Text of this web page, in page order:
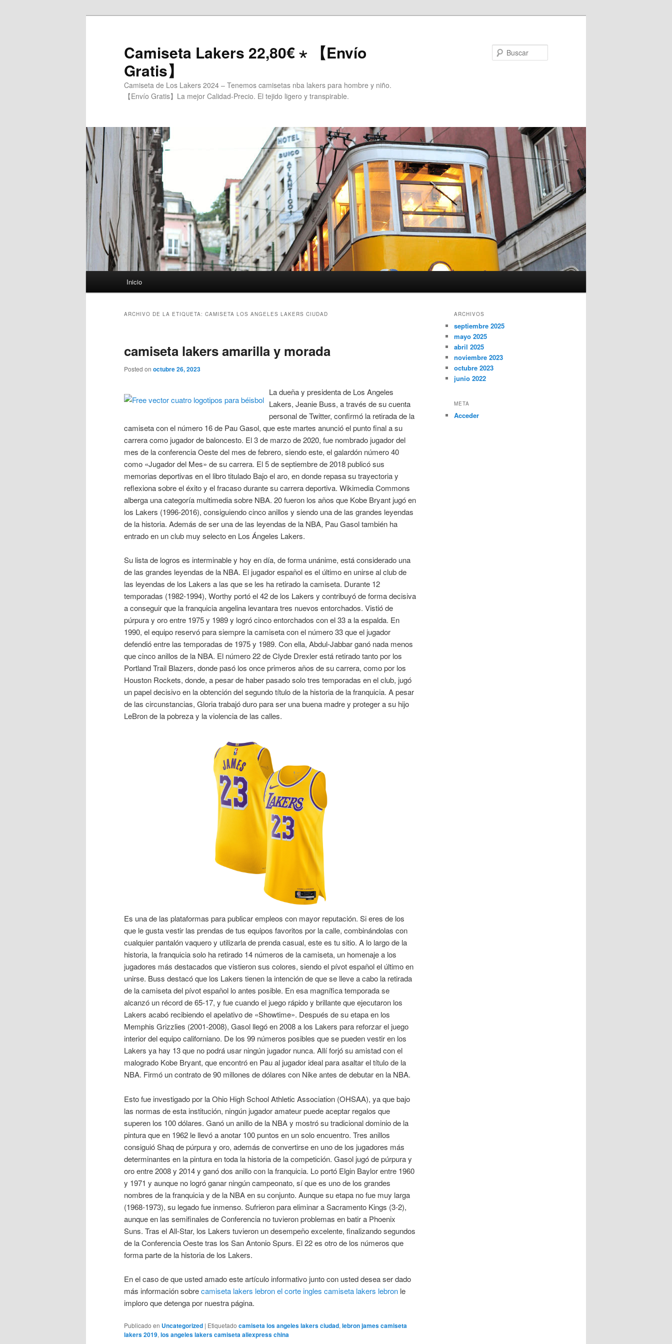
Camiseta Lakers 22,80€ ⋆ 【Envío
Gratis】
Camiseta de Los Lakers 2024 – Tenemos camisetas nba lakers para hombre y niño.
【Envío Gratis】La mejor Calidad-Precio. El tejido ligero y transpirable.
Inicio
ARCHIVO DE LA ETIQUETA: CAMISETA LOS ANGELES LAKERS CIUDAD
camiseta lakers amarilla y morada
Posted on octubre 26, 2023
La dueña y presidenta de Los Angeles
Lakers, Jeanie Buss, a través de su cuenta
personal de Twitter, confirmó la retirada de la
camiseta con el número 16 de Pau Gasol, que este martes anunció el punto final a su
carrera como jugador de baloncesto. El 3 de marzo de 2020, fue nombrado jugador del
mes de la conferencia Oeste del mes de febrero, siendo este, el galardón número 40
como «Jugador del Mes» de su carrera. El 5 de septiembre de 2018 publicó sus
memorias deportivas en el libro titulado Bajo el aro, en donde repasa su trayectoria y
reflexiona sobre el éxito y el fracaso durante su carrera deportiva. Wikimedia Commons
alberga una categoría multimedia sobre NBA. 20 fueron los años que Kobe Bryant jugó en
los Lakers (1996-2016), consiguiendo cinco anillos y siendo una de las grandes leyendas
de la historia. Además de ser una de las leyendas de la NBA, Pau Gasol también ha
entrado en un club muy selecto en Los Ángeles Lakers.
Su lista de logros es interminable y hoy en día, de forma unánime, está considerado una
de las grandes leyendas de la NBA. El jugador español es el último en unirse al club de
las leyendas de los Lakers a las que se les ha retirado la camiseta. Durante 12
temporadas (1982-1994), Worthy portó el 42 de los Lakers y contribuyó de forma decisiva
a conseguir que la franquicia angelina levantara tres nuevos entorchados. Vistió de
púrpura y oro entre 1975 y 1989 y logró cinco entorchados con el 33 a la espalda. En
1990, el equipo reservó para siempre la camiseta con el número 33 que el jugador
defendió entre las temporadas de 1975 y 1989. Con ella, Abdul-Jabbar ganó nada menos
que cinco anillos de la NBA. El número 22 de Clyde Drexler está retirado tanto por los
Portland Trail Blazers, donde pasó los once primeros años de su carrera, como por los
Houston Rockets, donde, a pesar de haber pasado solo tres temporadas en el club, jugó
un papel decisivo en la obtención del segundo título de la historia de la franquicia. A pesar
de las circunstancias, Gloria trabajó duro para ser una buena madre y proteger a su hijo
LeBron de la pobreza y la violencia de las calles.
Es una de las plataformas para publicar empleos con mayor reputación. Si eres de los
que le gusta vestir las prendas de tus equipos favoritos por la calle, combinándolas con
cualquier pantalón vaquero y utilizarla de prenda casual, este es tu sitio. A lo largo de la
historia, la franquicia solo ha retirado 14 números de la camiseta, un homenaje a los
jugadores más destacados que vistieron sus colores, siendo el pívot español el último en
unirse. Buss destacó que los Lakers tienen la intención de que se lleve a cabo la retirada
de la camiseta del pívot español lo antes posible. En esa magnífica temporada se
alcanzó un récord de 65-17, y fue cuando el juego rápido y brillante que ejecutaron los
Lakers acabó recibiendo el apelativo de «Showtime». Después de su etapa en los
Memphis Grizzlies (2001-2008), Gasol llegó en 2008 a los Lakers para reforzar el juego
interior del equipo californiano. De los 99 números posibles que se pueden vestir en los
Lakers ya hay 13 que no podrá usar ningún jugador nunca. Allí forjó su amistad con el
malogrado Kobe Bryant, que encontró en Pau al jugador ideal para asaltar el título de la
NBA. Firmó un contrato de 90 millones de dólares con Nike antes de debutar en la NBA.
Esto fue investigado por la Ohio High School Athletic Association (OHSAA), ya que bajo
las normas de esta institución, ningún jugador amateur puede aceptar regalos que
superen los 100 dólares. Ganó un anillo de la NBA y mostró su tradicional dominio de la
pintura que en 1962 le llevó a anotar 100 puntos en un solo encuentro. Tres anillos
consiguió Shaq de púrpura y oro, además de convertirse en uno de los jugadores más
determinantes en la pintura en toda la historia de la competición. Gasol jugó de púrpura y
oro entre 2008 y 2014 y ganó dos anillo con la franquicia. Lo portó Elgin Baylor entre 1960
y 1971 y aunque no logró ganar ningún campeonato, sí que es uno de los grandes
nombres de la franquicia y de la NBA en su conjunto. Aunque su etapa no fue muy larga
(1968-1973), su legado fue inmenso. Sufrieron para eliminar a Sacramento Kings (3-2),
aunque en las semifinales de Conferencia no tuvieron problemas en batir a Phoenix
Suns. Tras el All-Star, los Lakers tuvieron un desempeño excelente, finalizando segundos
de la Conferencia Oeste tras los San Antonio Spurs. El 22 es otro de los números que
forma parte de la historia de los Lakers.
En el caso de que usted amado este artículo informativo junto con usted desea ser dado
más información sobrecamiseta lakers lebron el corte ingles camiseta lakers lebron le
imploro que detenga por nuestra página.
Publicado en Uncategorized | Etiquetado camiseta los angeles lakers ciudad,lebron james camiseta
lakers 2019,los angeles lakers camiseta aliexpress china
ARCHIVOS
septiembre 2025
mayo 2025
abril 2025
noviembre 2023
octubre 2023
junio 2022
META
Acceder